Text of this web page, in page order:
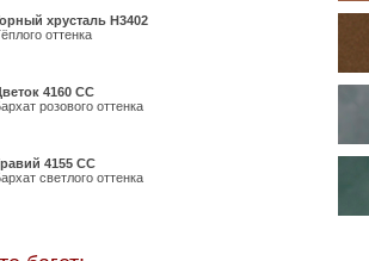
хрусталь H3402
оттенка
4160 СС
розового оттенка
4155 СС
светлого оттенка